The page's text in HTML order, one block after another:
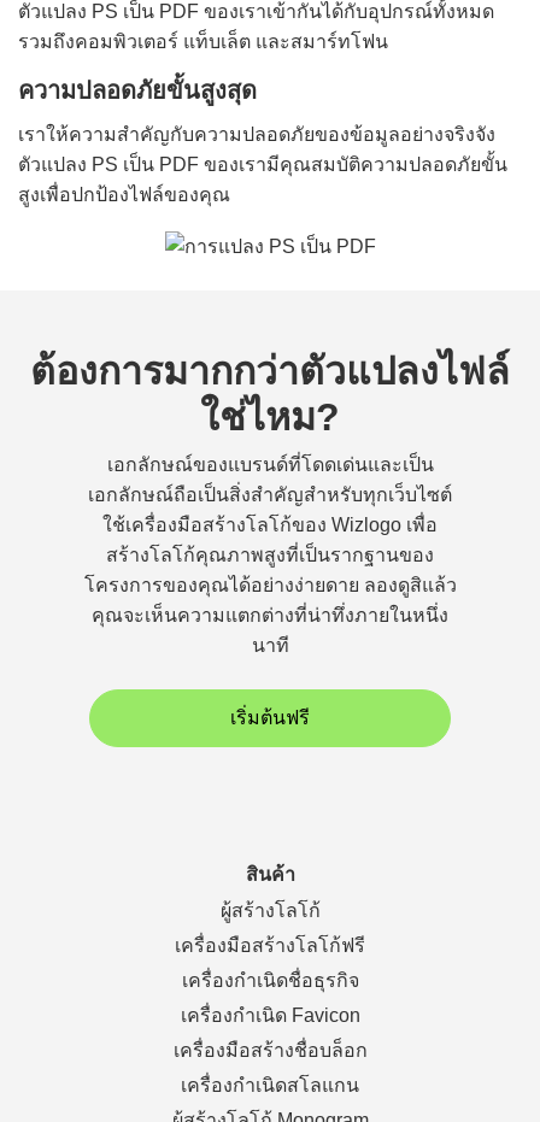
ตัวแปลง PS เป็น PDF ของเราเข้ากันได้กับอุปกรณ์ทั้งหมด
รวมถึงคอมพิวเตอร์ แท็บเล็ต และสมาร์ทโฟน
ความปลอดภัยขั้นสูงสุด
เราให้ความสำคัญกับความปลอดภัยของข้อมูลอย่างจริงจัง
ตัวแปลง PS เป็น PDF ของเรามีคุณสมบัติความปลอดภัยขั้น
สูงเพื่อปกป้องไฟล์ของคุณ
ต้องการมากกว่าตัวแปลงไฟล์
ใช่ไหม?
เอกลักษณ์ของแบรนด์ที่โดดเด่นและเป็น
เอกลักษณ์ถือเป็นสิ่งสำคัญสำหรับทุกเว็บไซต์
ใช้เครื่องมือสร้างโลโก้ของ Wizlogo เพื่อ
สร้างโลโก้คุณภาพสูงที่เป็นรากฐานของ
โครงการของคุณได้อย่างง่ายดาย ลองดูสิแล้ว
คุณจะเห็นความแตกต่างที่น่าทึ่งภายในหนึ่ง
นาที
เริ่มต้นฟรี
สินค้า
ผู้สร้างโลโก้
เครื่องมือสร้างโลโก้ฟรี
เครื่องกำเนิดชื่อธุรกิจ
เครื่องกำเนิด Favicon
เครื่องมือสร้างชื่อบล็อก
เครื่องกำเนิดสโลแกน